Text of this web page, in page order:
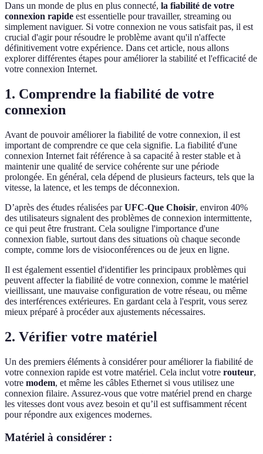
Dans un monde de plus en plus connecté, la fiabilité de votre
connexion rapide est essentielle pour travailler, streaming ou
simplement naviguer. Si votre connexion ne vous satisfait pas, il est
crucial d'agir pour résoudre le problème avant qu'il n'affecte
définitivement votre expérience. Dans cet article, nous allons
explorer différentes étapes pour améliorer la stabilité et l'efficacité de
votre connexion Internet.
1. Comprendre la fiabilité de votre
connexion
Avant de pouvoir améliorer la fiabilité de votre connexion, il est
important de comprendre ce que cela signifie. La fiabilité d'une
connexion Internet fait référence à sa capacité à rester stable et à
maintenir une qualité de service cohérente sur une période
prolongée. En général, cela dépend de plusieurs facteurs, tels que la
vitesse, la latence, et les temps de déconnexion.
D’après des études réalisées parUFC-Que Choisir, environ 40%
des utilisateurs signalent des problèmes de connexion intermittente,
ce qui peut être frustrant. Cela souligne l'importance d'une
connexion fiable, surtout dans des situations où chaque seconde
compte, comme lors de visioconférences ou de jeux en ligne.
Il est également essentiel d'identifier les principaux problèmes qui
peuvent affecter la fiabilité de votre connexion, comme le matériel
vieillissant, une mauvaise configuration de votre réseau, ou même
des interférences extérieures. En gardant cela à l'esprit, vous serez
mieux préparé à procéder aux ajustements nécessaires.
2. Vérifier votre matériel
Un des premiers éléments à considérer pour améliorer la fiabilité de
votre connexion rapide est votre matériel. Cela inclut votre routeur,
votre modem, et même les câbles Ethernet si vous utilisez une
connexion filaire. Assurez-vous que votre matériel prend en charge
les vitesses dont vous avez besoin et qu’il est suffisamment récent
pour répondre aux exigences modernes.
Matériel à considérer :